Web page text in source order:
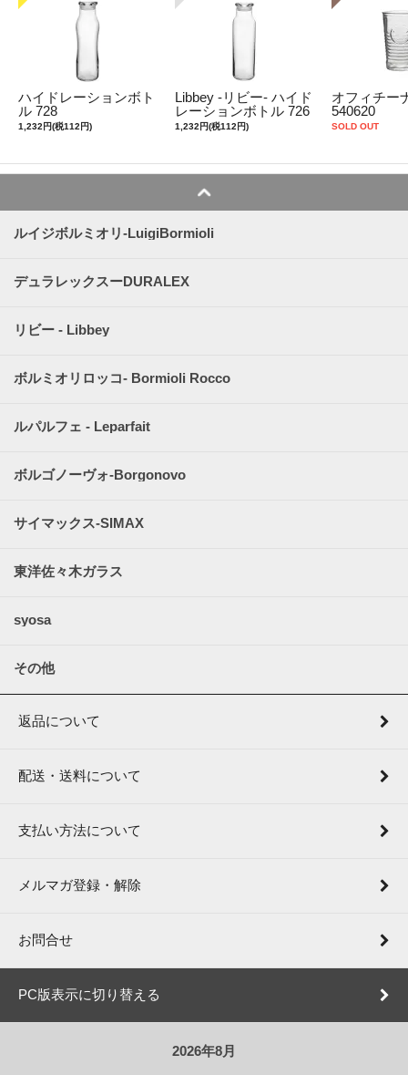
ハイドレーションボト
ル 728
1,232円(税112円)
Libbey -リビー- ハイド
レーションボトル 726
1,232円(税112円)
オフィチー
540620
SOLD OUT
ルイジボルミオリ-LuigiBormioli
デュラレックスーDURALEX
リビー - Libbey
ボルミオリロッコ- Bormioli Rocco
ルパルフェ - Leparfait
ボルゴノーヴォ-Borgonovo
サイマックス-SIMAX
東洋佐々木ガラス
syosa
その他
返品について
配送・送料について
支払い方法について
メルマガ登録・解除
お問合せ
PC版表示に切り替える
2026年8月